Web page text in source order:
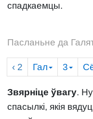
спадкаемцы.
Пасланьне да
‹ 2 Гал 3
Звярніце ўвагу.
спасылкі, якія